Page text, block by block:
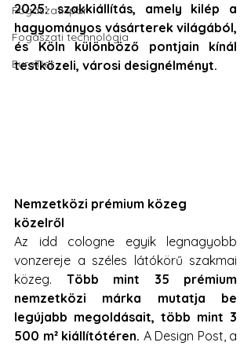
Fogászati ipar
Fogászati technológia
EuroTier
2025: szakkiállítás, amely kilép a
hagyományos vásárterek világából,
és Köln különböző pontjain kínál
testközeli, városi designélményt.
Nemzetközi prémium közeg
közelről
Az idd cologne egyik legnagyobb
vonzereje a széles látókörű szakmai
közeg. Több mint 35 prémium
nemzetközi márka mutatja be
legújabb megoldásait, több mint 3
500 m² kiállítótéren. A Design Post, a